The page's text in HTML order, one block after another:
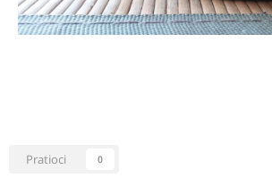
Pratioci 0